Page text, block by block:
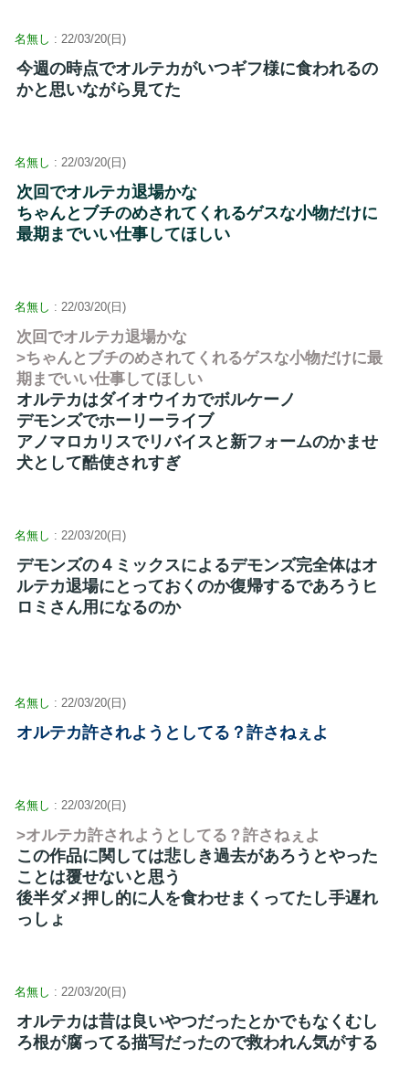
名無し : 22/03/20(日)
今週の時点でオルテカがいつギフ様に食われるの
かと思いながら見てた
名無し : 22/03/20(日)
次回でオルテカ退場かな
ちゃんとブチのめされてくれるゲスな小物だけに
最期までいい仕事してほしい
名無し : 22/03/20(日)
次回でオルテカ退場かな
>ちゃんとブチのめされてくれるゲスな小物だけに最
期までいい仕事してほしい
オルテカはダイオウイカでボルケーノ
デモンズでホーリーライブ
アノマロカリスでリバイスと新フォームのかませ
犬として酷使されすぎ
名無し : 22/03/20(日)
デモンズの４ミックスによるデモンズ完全体はオ
ルテカ退場にとっておくのか復帰するであろうヒ
ロミさん用になるのか
名無し : 22/03/20(日)
オルテカ許されようとしてる？許さねぇよ
名無し : 22/03/20(日)
>オルテカ許されようとしてる？許さねぇよ
この作品に関しては悲しき過去があろうとやった
ことは覆せないと思う
後半ダメ押し的に人を食わせまくってたし手遅れ
っしょ
名無し : 22/03/20(日)
オルテカは昔は良いやつだったとかでもなくむし
ろ根が腐ってる描写だったので救われん気がする